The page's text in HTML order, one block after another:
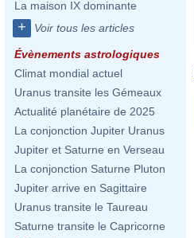
La maison IX dominante
+ Voir tous les articles
Évènements astrologiques
Climat mondial actuel
Uranus transite les Gémeaux
Actualité planétaire de 2025
La conjonction Jupiter Uranus
Jupiter et Saturne en Verseau
La conjonction Saturne Pluton
Jupiter arrive en Sagittaire
Uranus transite le Taureau
Saturne transite le Capricorne